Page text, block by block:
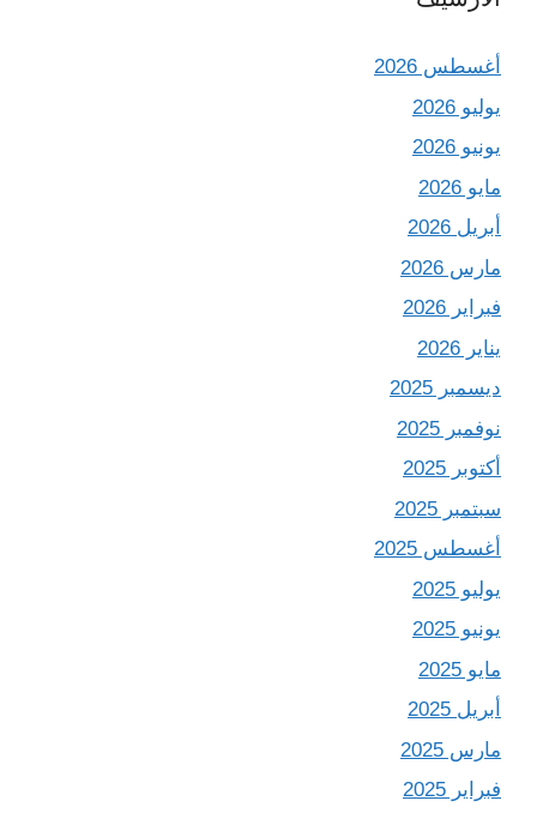
أغسطس 2026
يوليو 2026
يونيو 2026
مايو 2026
أبريل 2026
مارس 2026
فبراير 2026
يناير 2026
ديسمبر 2025
نوفمبر 2025
أكتوبر 2025
سبتمبر 2025
أغسطس 2025
يوليو 2025
يونيو 2025
مايو 2025
أبريل 2025
مارس 2025
فبراير 2025